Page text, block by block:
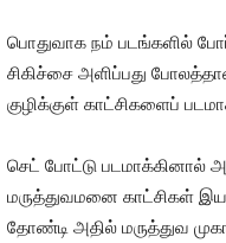
பொதுவாக நம் படங்களில்
சிகிச்சை அளிப்பது
குழிக்குள் காட்சிகளைப்
செட் போட்டு படமாக்கினால்
மருத்துவமனை காட்சிகள்
தோண்டி அதில் மருத்துவ